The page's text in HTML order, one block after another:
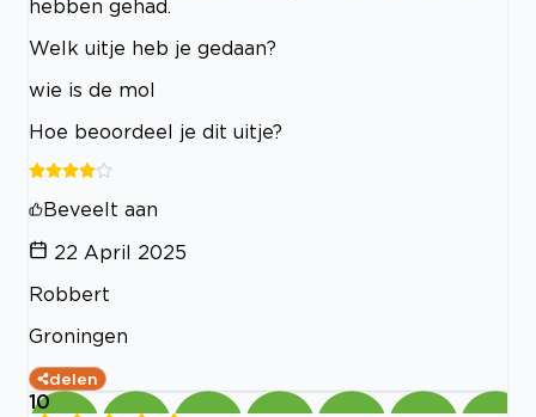
hebben gehad.
Welk uitje heb je gedaan?
wie is de mol
Hoe beoordeel je dit uitje?
Beveelt aan
22 April 2025
Robbert
Groningen
delen
10